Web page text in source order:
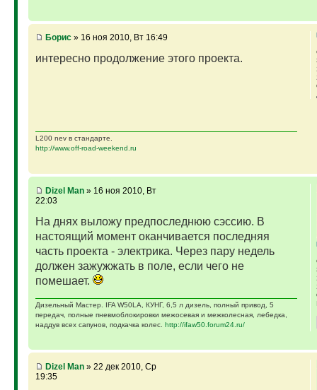
Борис» 16 ноя 2010, Вт 16:49
интересно продолжение этого проекта.
L200 nev в стандарте.
http://www.off-road-weekend.ru
Dizel Man» 16 ноя 2010, Вт
22:03
На днях выложу предпоследнюю сэссию. В
настоящий момент оканчивается последняя
часть проекта - электрика. Через пару недель
должен зажужжать в поле, если чего не
помешает.
Дизельный Мастер. IFA W50LA, КУНГ, 6,5 л дизель, полный привод, 5
передач, полные пневмоблокировки межосевая и межколесная, лебедка,
наддув всех сапунов, подкачка колес. http://ifaw50.forum24.ru/
Dizel Man» 22 дек 2010, Ср
19:35